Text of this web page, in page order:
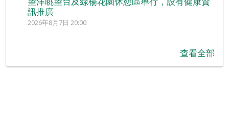
訊推廣
2026年8月7日 20:00
查看全部